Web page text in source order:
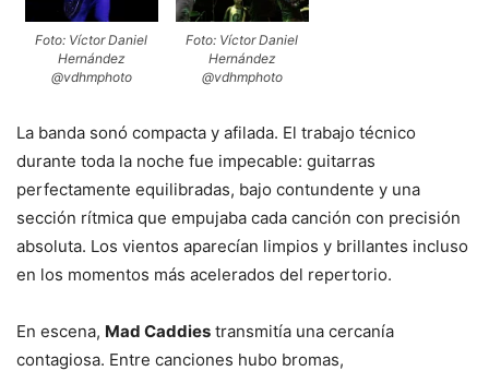
Foto: Víctor Daniel
Hernández
@vdhmphoto
Foto: Víctor Daniel
Hernández
@vdhmphoto
La banda sonó compacta y afilada. El trabajo técnico
durante toda la noche fue impecable: guitarras
perfectamente equilibradas, bajo contundente y una
sección rítmica que empujaba cada canción con precisión
absoluta. Los vientos aparecían limpios y brillantes incluso
en los momentos más acelerados del repertorio.
En escena, Mad Caddies transmitía una cercanía
contagiosa. Entre canciones hubo bromas,